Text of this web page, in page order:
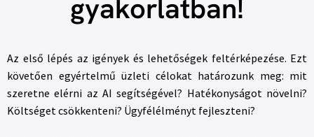
gyakorlatban!
Az első lépés az igények és lehetőségek feltérképezése. Ezt
követően egyértelmű üzleti célokat határozunk meg: mit
szeretne elérni az AI segítségével? Hatékonyságot növelni?
Költséget csökkenteni? Ügyfélélményt fejleszteni?